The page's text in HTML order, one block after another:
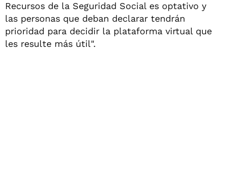
Recursos de la Seguridad Social es optativo y
las personas que deban declarar tendrán
prioridad para decidir la plataforma virtual que
les resulte más útil".